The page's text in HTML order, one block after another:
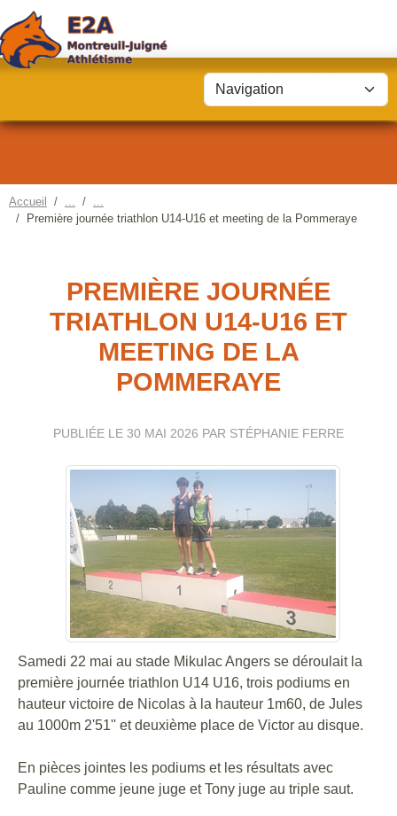
Accueil
Première journée triathlon U14-U16 et meeting de la Pommeraye
PREMIÈRE JOURNÉE
TRIATHLON U14-U16 ET
MEETING DE LA
POMMERAYE
PUBLIÉE LE 30 MAI 2026 PAR STÉPHANIE FERRE
Samedi 22 mai au stade Mikulac Angers se déroulait la
première journée triathlon U14 U16, trois podiums en
hauteur victoire de Nicolas à la hauteur 1m60, de Jules
au 1000m 2'51'' et deuxième place de Victor au disque.
En pièces jointes les podiums et les résultats avec
Pauline comme jeune juge et Tony juge au triple saut.
Panneau de gestion des cookies